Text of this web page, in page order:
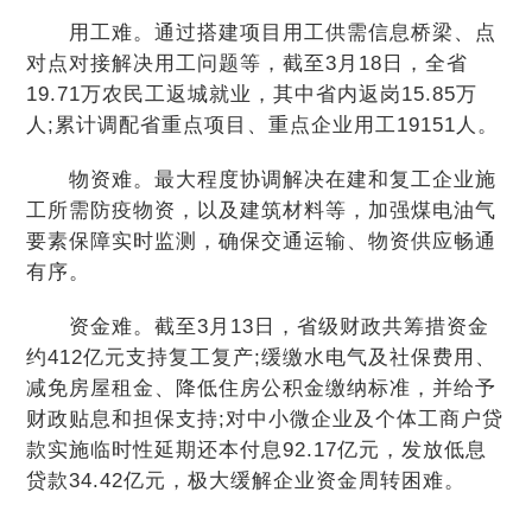
用工难。通过搭建项目用工供需信息桥梁、点
对点对接解决用工问题等，截至3月18日，全省
19.71万农民工返城就业，其中省内返岗15.85万
人;累计调配省重点项目、重点企业用工19151人。
物资难。最大程度协调解决在建和复工企业施
工所需防疫物资，以及建筑材料等，加强煤电油气
要素保障实时监测，确保交通运输、物资供应畅通
有序。
资金难。截至3月13日，省级财政共筹措资金
约412亿元支持复工复产;缓缴水电气及社保费用、
减免房屋租金、降低住房公积金缴纳标准，并给予
财政贴息和担保支持;对中小微企业及个体工商户贷
款实施临时性延期还本付息92.17亿元，发放低息
贷款34.42亿元，极大缓解企业资金周转困难。